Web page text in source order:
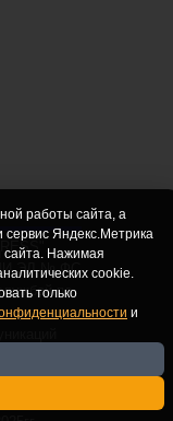
ЭЛ № ФС
по
и
Почта:
работы сайта, а
сервис Яндекс.Метрика
сайта. Нажимая
cookie.
только
и